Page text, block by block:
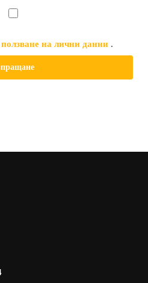
ползване на лични данни .